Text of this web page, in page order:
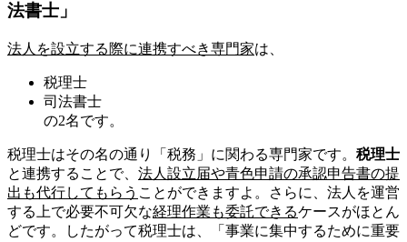
法書士」
法人を設立する際に連携すべき専門家は、
税理士
司法書士
の2名です。
税理士はその名の通り「税務」に関わる専門家です。 税理士
と連携することで、 法人設立届や青色申請の承認申告書の提
出も代行してもらう ことができますよ。さらに、法人を運営
する上で必要不可欠な経理作業も委託できるケースがほとん
どです。したがって税理士は、「事業に集中するために重要